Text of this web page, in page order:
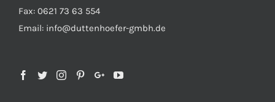
Fax: 0621 73 63 554
Email: info@duttenhoefer-gmbh.de